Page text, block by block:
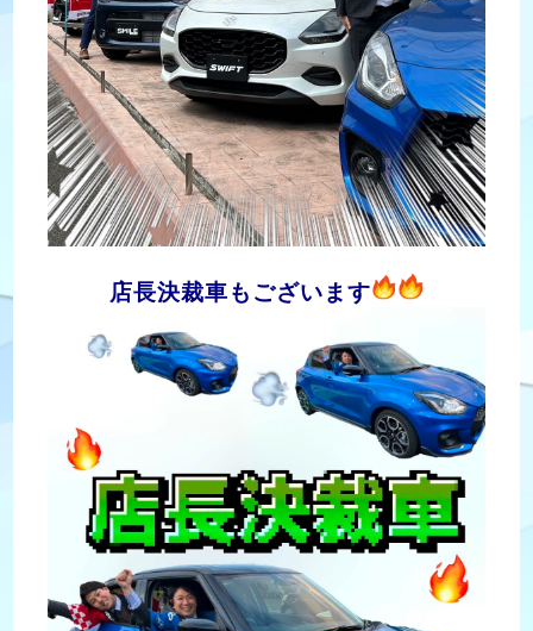
店長決裁車もございます